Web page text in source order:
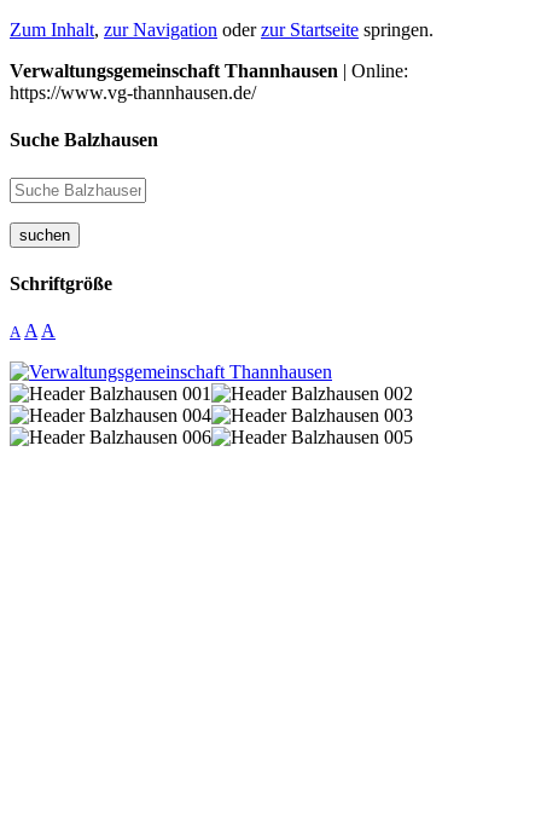
Zum Inhalt, zur Navigation oderzur Startseite springen.
Verwaltungsgemeinschaft Thannhausen | Online:
https://www.vg-thannhausen.de/
Suche Balzhausen
suchen
Schriftgröße
A A A